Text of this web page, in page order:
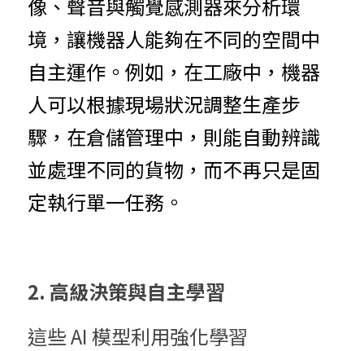
像、聲音與觸覺感測器來分析環
境，讓機器人能夠在不同的空間中
自主運作。例如，在工廠中，機器
人可以根據現場狀況調整生產步
驟，在倉儲管理中，則能自動辨識
並處理不同的貨物，而不再只是固
定執行單一任務。
2. 高級決策與自主學習
這些 AI 模型利用強化學習